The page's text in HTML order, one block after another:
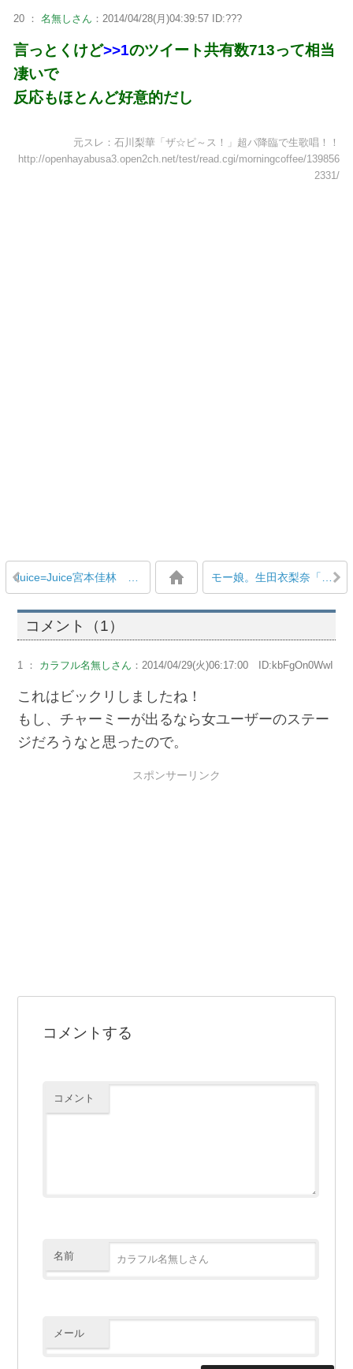
20 ： 名無しさん ：2014/04/28(月)04:39:57 ID:???
言っとくけど>>1のツイート共有数713って相当
凄いで
反応もほとんど好意的だし
元スレ：石川梨華「ザ☆ピ～ス！」超パ降臨で生歌唱！！
http://openhayabusa3.open2ch.net/test/read.cgi/morningcoffee/139856
2331/
Juice=Juice宮本佳林 ソロ写真集『佳林』発売決定！ 4/28予約受付開始 モー娘。生田衣梨奈「（魔法は）黒バラでやったらウケたので『これイケるんじゃね？』と… もうやらないけど」
コメント（1）
1 ： カラフル名無しさん ：2014/04/29(火)06:17:00 ID:kbFgOn0WwI
これはビックリしましたね！
もし、チャーミーが出るなら女ユーザーのステー
ジだろうなと思ったので。
スポンサーリンク
コメントする
コメント
名前
メール